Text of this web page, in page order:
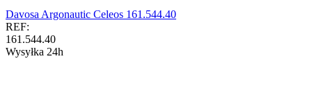
Davosa Argonautic Celeos 161.544.40
REF:
161.544.40
Wysyłka 24h